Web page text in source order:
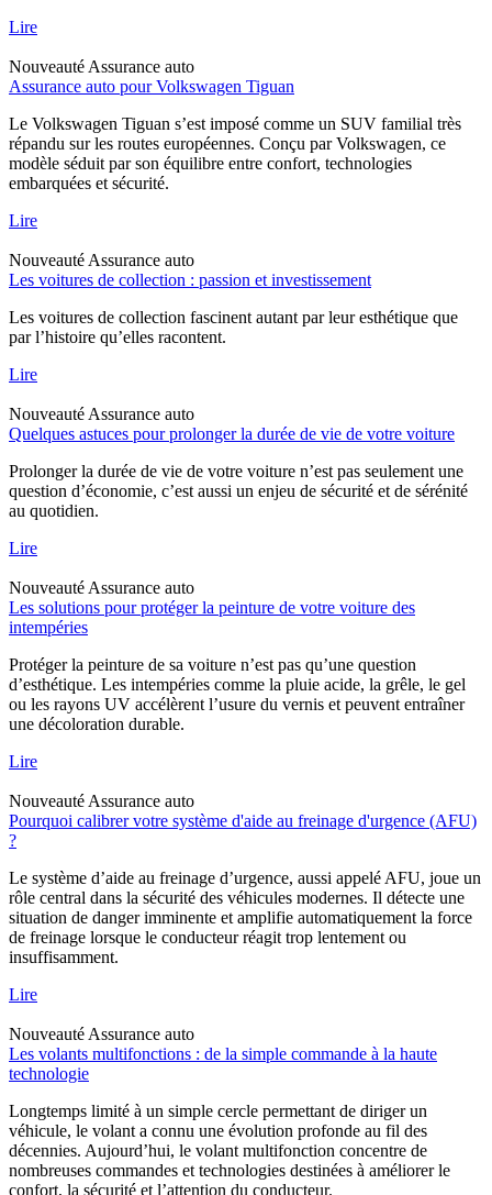
Lire
Nouveauté Assurance auto
Assurance auto pour Volkswagen Tiguan
Le Volkswagen Tiguan s’est imposé comme un SUV familial très
répandu sur les routes européennes. Conçu par Volkswagen, ce
modèle séduit par son équilibre entre confort, technologies
embarquées et sécurité.
Lire
Nouveauté Assurance auto
Les voitures de collection : passion et investissement
Les voitures de collection fascinent autant par leur esthétique que
par l’histoire qu’elles racontent.
Lire
Nouveauté Assurance auto
Quelques astuces pour prolonger la durée de vie de votre voiture
Prolonger la durée de vie de votre voiture n’est pas seulement une
question d’économie, c’est aussi un enjeu de sécurité et de sérénité
au quotidien.
Lire
Nouveauté Assurance auto
Les solutions pour protéger la peinture de votre voiture des
intempéries
Protéger la peinture de sa voiture n’est pas qu’une question
d’esthétique. Les intempéries comme la pluie acide, la grêle, le gel
ou les rayons UV accélèrent l’usure du vernis et peuvent entraîner
une décoloration durable.
Lire
Nouveauté Assurance auto
Pourquoi calibrer votre système d'aide au freinage d'urgence (AFU)
?
Le système d’aide au freinage d’urgence, aussi appelé AFU, joue un
rôle central dans la sécurité des véhicules modernes. Il détecte une
situation de danger imminente et amplifie automatiquement la force
de freinage lorsque le conducteur réagit trop lentement ou
insuffisamment.
Lire
Nouveauté Assurance auto
Les volants multifonctions : de la simple commande à la haute
technologie
Longtemps limité à un simple cercle permettant de diriger un
véhicule, le volant a connu une évolution profonde au fil des
décennies. Aujourd’hui, le volant multifonction concentre de
nombreuses commandes et technologies destinées à améliorer le
confort, la sécurité et l’attention du conducteur.